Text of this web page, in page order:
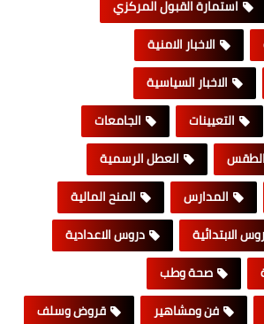
استمارة القبول المركزي
الاخبار الامنية
الاخبار السياسية
التعيينات
الجامعات
الطقس
العطل الرسمية
المدارس
المنح المالية
الابتدائية
دروس الاعدادية
صحة وطب
فن ومشاهير
قروض وسلف